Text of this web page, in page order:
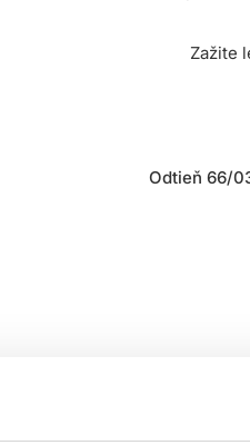
Zažite
Odtieň 66/